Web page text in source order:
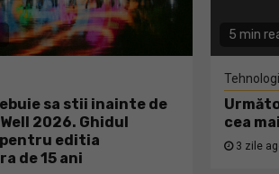
sa stii inainte de
2026. Ghidul
editia
de 15 ani
5 min
cea
3 zile